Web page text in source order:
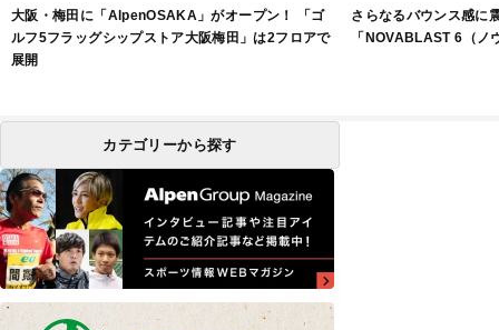
大阪・梅田に「AlpenOSAKA」がオープン！ 「ゴ
ルフ5フラッグシップストア大阪梅田」は2フロアで
展開
さらなるバウンス感に
「NOVABLAST 6（ノ
カテゴリーから探す